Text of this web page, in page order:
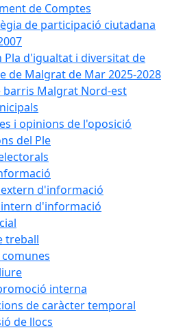
de Comptes
de participació ciutadana
Pla d'igualtat i diversitat de
de Malgrat de Mar 2025-2028
barris Malgrat Nord-est
i opinions de l'oposició
del Ple
extern d'informació
intern d'informació
treball
comunes
interna
de caràcter temporal
de llocs